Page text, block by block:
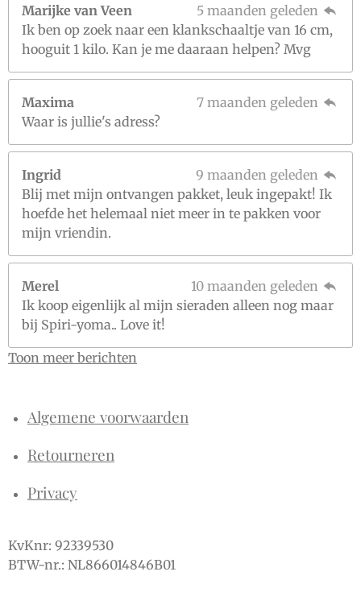
Marijke van Veen
5 maanden geleden
Ik ben op zoek naar een klankschaaltje van 16 cm,
hooguit 1 kilo. Kan je me daaraan helpen? Mvg
Maxima
7 maanden geleden
Waar is jullie's adress?
Ingrid
9 maanden geleden
Blij met mijn ontvangen pakket, leuk ingepakt! Ik
hoefde het helemaal niet meer in te pakken voor
mijn vriendin.
Merel
10 maanden geleden
Ik koop eigenlijk al mijn sieraden alleen nog maar
bij Spiri-yoma.. Love it!
Toon meer berichten
Algemene voorwaarden
Retourneren
Privacy
KvKnr: 92339530
BTW-nr.: NL866014846B01